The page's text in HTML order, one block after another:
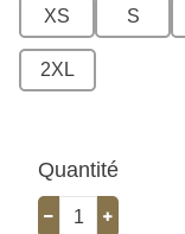
XS S
2XL
Quantité